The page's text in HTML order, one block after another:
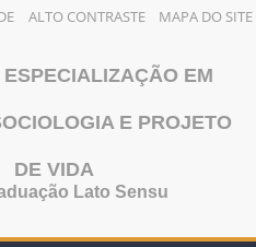
ALTO CONTRASTE MAPA DO SITE
ESPECIALIZAÇÃO EM
E PROJETO
DE VIDA
Lato Sensu